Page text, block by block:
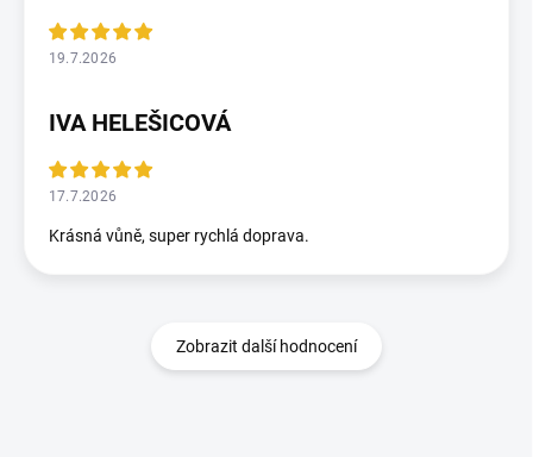
19.7.2026
IVA HELEŠICOVÁ
17.7.2026
Krásná vůně, super rychlá doprava.
Zobrazit další hodnocení